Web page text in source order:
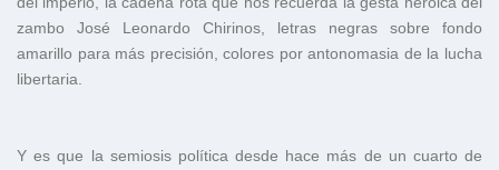
zambo José Leonardo Chirinos, letras negras sobre fondo
amarillo para más precisión, colores por antonomasia de la lucha
libertaria.
Y es que la semiosis política desde hace más de un cuarto de